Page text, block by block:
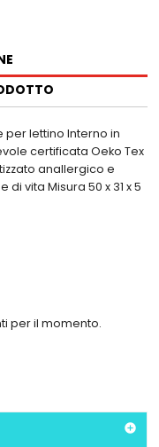
lettino Interno in
certificata Oeko Tex
anallergico e
vita Misura 50 x 31 x 5
per il momento.
